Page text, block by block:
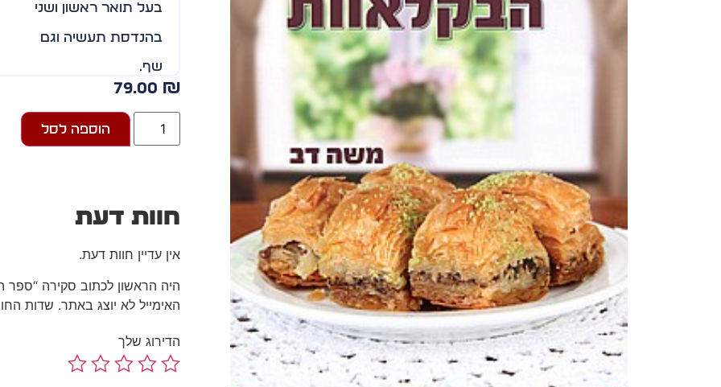
בעל תואר ראשון ושני
בהנדסת תעשיה וגם
שף.
ספר הבקלאוות הוא ספר
אחרי הספר "מרקים
79.00 ₪
הוספה לסל
חוות דעת
אין עדיין חוות דעת.
היה הראשון לכתוב סקירה “ספר
האימייל לא יוצג באתר. שדות
הדירוג שלך